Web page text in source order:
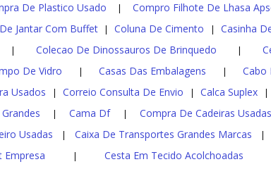
De Plastico Usado | Compro Filhote De Lhasa
Jantar Com Buffet | Coluna De Cimento | Casinha
| Colecao De Dinossauros De Brinquedo |
De Vidro | Casas Das Embalagens | Cabo
Usados | Correio Consulta De Envio | Calca Suplex |
| Cama Df | Compra De Cadeiras Usadas
Usadas | Caixa De Transportes Grandes Marcas |
Empresa | Cesta Em Tecido Acolchoadas